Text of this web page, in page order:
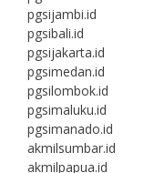
pgsijambi.id
pgsibali.id
pgsijakarta.id
pgsimedan.id
pgsilombok.id
pgsimaluku.id
pgsimanado.id
akmilsumbar.id
akmilpapua.id